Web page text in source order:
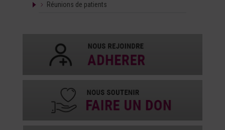
Réunions de patients